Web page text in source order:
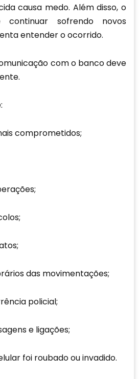
causa medo. Além disso, o
continuar sofrendo novos
entender o ocorrido.
com o banco deve
comprometidos;
das movimentações;
policial;
e ligações;
foi roubado ou invadido.